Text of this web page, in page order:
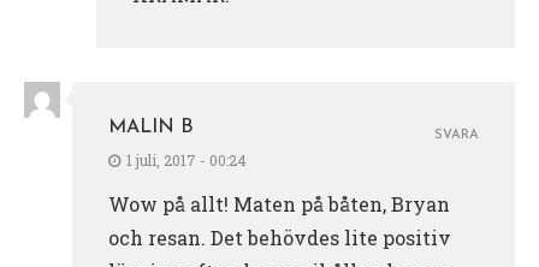
MALIN B
1 juli, 2017 - 00:24
Wow på allt! Maten på båten, Bryan
och resan. Det behövdes lite positiv
SVARA